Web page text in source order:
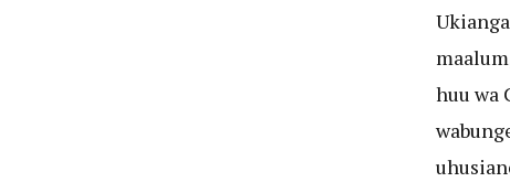
huu wa